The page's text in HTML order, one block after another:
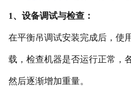
1、设备调试与检查：
在平衡吊调试安装完成后，使
载，检查机器是否运行正常，
然后逐渐增加重量。